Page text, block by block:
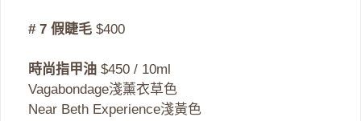
# 7 假睫毛 $400
時尚指甲油 $450 / 10ml
Vagabondage淺薰衣草色
Near Beth Experience淺黃色